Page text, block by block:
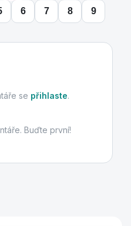
6 7 8 9
se přihlaste.
Buďte první!